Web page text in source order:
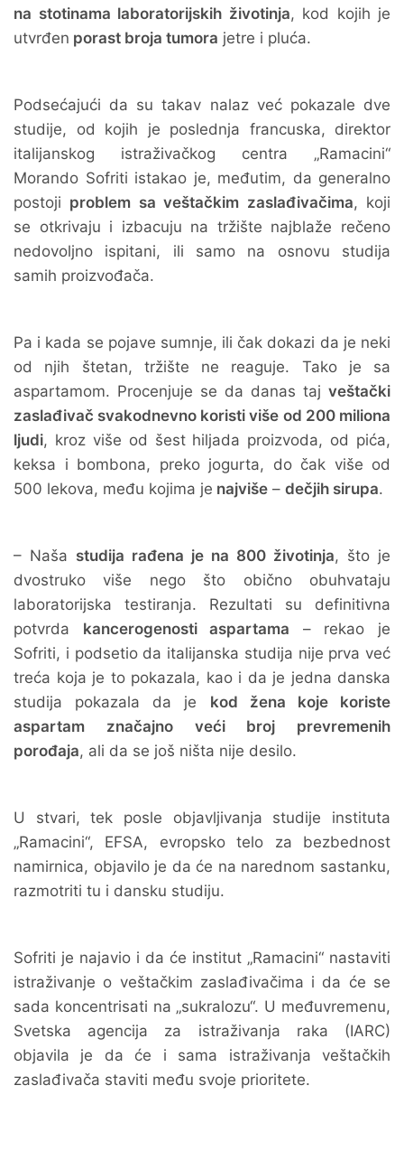
na stotinama laboratorijskih životinja, kod kojih je
utvrđen porast broja tumora jetre i pluća.
Podsećajući da su takav nalaz već pokazale dve
studije, od kojih je poslednja francuska, direktor
italijanskog istraživačkog centra „Ramacini“
Morando Sofriti istakao je, međutim, da generalno
postoji problem sa veštačkim zaslađivačima, koji
se otkrivaju i izbacuju na tržište najblaže rečeno
nedovoljno ispitani, ili samo na osnovu studija
samih proizvođača.
Pa i kada se pojave sumnje, ili čak dokazi da je neki
od njih štetan, tržište ne reaguje. Tako je sa
aspartamom. Procenjuje se da danas taj veštački
zaslađivač svakodnevno koristi više od 200 miliona
ljudi, kroz više od šest hiljada proizvoda, od pića,
keksa i bombona, preko jogurta, do čak više od
500 lekova, među kojima je najviše – dečjih sirupa.
– Naša studija rađena je na 800 životinja, što je
dvostruko više nego što obično obuhvataju
laboratorijska testiranja. Rezultati su definitivna
potvrda kancerogenosti aspartama – rekao je
Sofriti, i podsetio da italijanska studija nije prva već
treća koja je to pokazala, kao i da je jedna danska
studija pokazala da je kod žena koje koriste
aspartam značajno veći broj prevremenih
porođaja, ali da se još ništa nije desilo.
U stvari, tek posle objavljivanja studije instituta
„Ramacini“, EFSA, evropsko telo za bezbednost
namirnica, objavilo je da će na narednom sastanku,
razmotriti tu i dansku studiju.
Sofriti je najavio i da će institut „Ramacini“ nastaviti
istraživanje o veštačkim zaslađivačima i da će se
sada koncentrisati na „sukralozu“. U međuvremenu,
Svetska agencija za istraživanja raka (IARC)
objavila je da će i sama istraživanja veštačkih
zaslađivača staviti među svoje prioritete.